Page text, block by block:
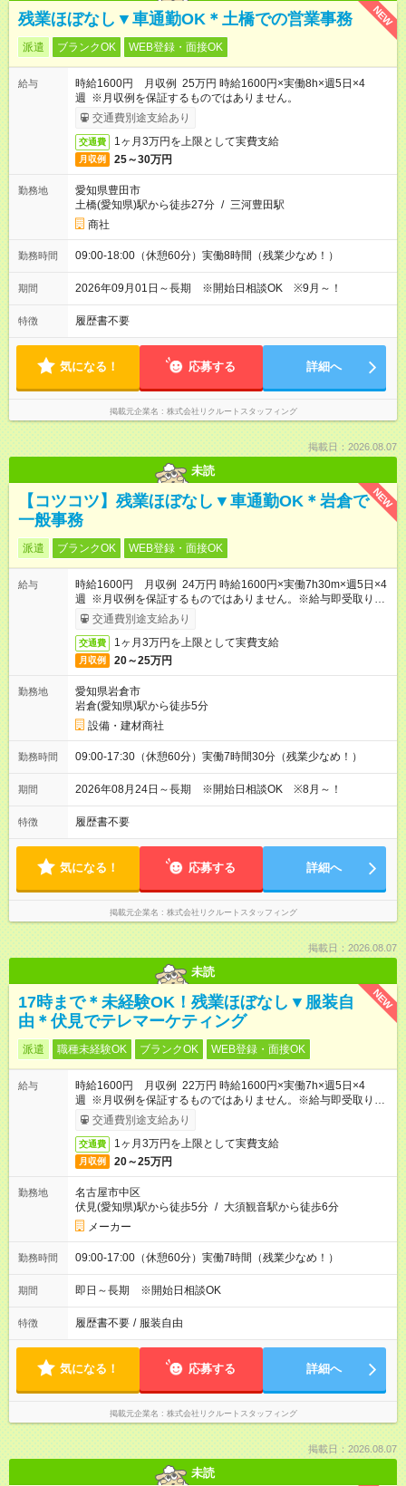
NEW
残業ほぼなし▼車通勤OK＊土橋での営業事務
派遣 ブランクOK WEB登録・面接OK
給与
時給1600円 月収例 25万円 時給1600円×実働8h×週5日×4
週 ※月収例を保証するものではありません。
交通費別途支給あり
交通費 1ヶ月3万円を上限として実費支給
月収例 25～30万円
勤務地
愛知県豊田市
土橋(愛知県)駅から徒歩27分 / 三河豊田駅
商社
勤務時間 09:00-18:00（休憩60分）実働8時間（残業少なめ！）
期間 2026年09月01日～長期 ※開始日相談OK ※9月～！
特徴 履歴書不要
気になる！ 応募する 詳細へ
掲載元企業名 株式会社リクルートスタッフィング
掲載日：2026.08.07
未読
NEW
【コツコツ】残業ほぼなし▼車通勤OK＊岩倉で
一般事務
派遣 ブランクOK WEB登録・面接OK
給与
時給1600円 月収例 24万円 時給1600円×実働7h30m×週5日×4
週 ※月収例を保証するものではありません。※給与即受取りサ
ービス利用可（利用条件有）
交通費別途支給あり
交通費 1ヶ月3万円を上限として実費支給
月収例 20～25万円
勤務地
愛知県岩倉市
岩倉(愛知県)駅から徒歩5分
設備・建材商社
勤務時間 09:00-17:30（休憩60分）実働7時間30分（残業少なめ！）
期間 2026年08月24日～長期 ※開始日相談OK ※8月～！
特徴 履歴書不要
気になる！ 応募する 詳細へ
掲載元企業名 株式会社リクルートスタッフィング
掲載日：2026.08.07
未読
NEW
17時まで＊未経験OK！残業ほぼなし▼服装自
由＊伏見でテレマーケティング
派遣 職種未経験OK ブランクOK WEB登録・面接OK
給与
時給1600円 月収例 22万円 時給1600円×実働7h×週5日×4
週 ※月収例を保証するものではありません。※給与即受取りサ
ービス利用可（利用条件有）
交通費別途支給あり
交通費 1ヶ月3万円を上限として実費支給
月収例 20～25万円
勤務地
名古屋市中区
伏見(愛知県)駅から徒歩5分 / 大須観音駅から徒歩6分
メーカー
勤務時間 09:00-17:00（休憩60分）実働7時間（残業少なめ！）
期間 即日～長期 ※開始日相談OK
特徴 履歴書不要 / 服装自由
気になる！ 応募する 詳細へ
掲載元企業名 株式会社リクルートスタッフィング
掲載日：2026.08.07
未読